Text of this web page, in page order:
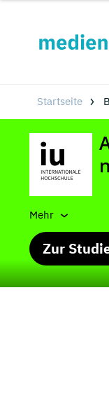
Startseite
Mehr
Zur